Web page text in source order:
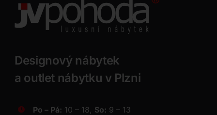
Designový nábytek
a outlet nábytku v Plzni
Po – Pá: 10 – 18, So: 9 – 13